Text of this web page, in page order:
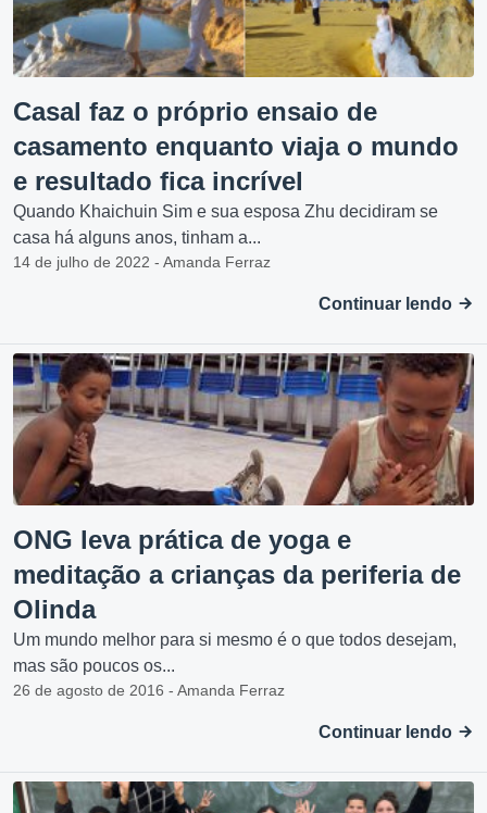
Casal faz o próprio ensaio de
casamento enquanto viaja o mundo
e resultado fica incrível
Quando Khaichuin Sim e sua esposa Zhu decidiram se
casa há alguns anos, tinham a...
14 de julho de 2022 - Amanda Ferraz
Continuar lendo
ONG leva prática de yoga e
meditação a crianças da periferia de
Olinda
Um mundo melhor para si mesmo é o que todos desejam,
mas são poucos os...
26 de agosto de 2016 - Amanda Ferraz
Continuar lendo